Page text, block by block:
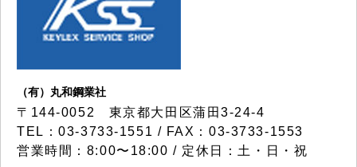
（有）丸和鋼業社
〒144-0052 東京都大田区蒲田3-24-4
TEL：03-3733-1551 / FAX：03-3733-1553
営業時間：8:00〜18:00 / 定休日：土・日・祝